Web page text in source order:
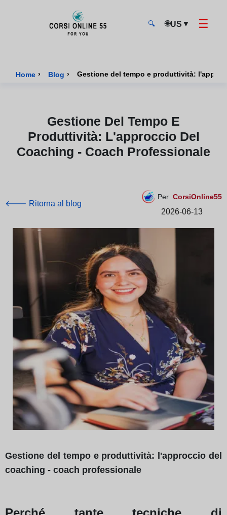
🔍 🌐US ▼ ☰
Home › Blog › Gestione del tempo e produttività:
Gestione Del Tempo E
Produttività: L'approccio Del
Coaching - Coach Professionale
🡐 Ritorna al blog
Per CorsiOnline55
2026-06-13
Gestione del tempo e produttività: l'approccio del
coaching - coach professionale